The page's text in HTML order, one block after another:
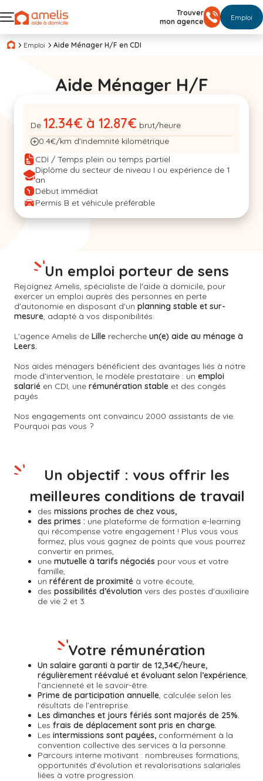
Trouver
mon agence
Emploi
Emploi Aide Ménager H/F en CDI
Aide Ménager H/F
De 12.34€ à 12.87€ brut/heure
0.4€/km d’indemnité kilométrique
CDI / Temps plein ou temps partiel
Diplôme du secteur de niveau I ou expérience de 1
an
Début immédiat
Permis B et véhicule préférable
Rejoignez Amelis, spécialiste de l'aide à domicile, pour
exercer un emploi auprès des personnes en perte
d'autonomie en disposant d'un planning stable et sur-
mesure, adapté à vos disponibilités.
L'agence Amelis de Lille recherche un(e) aide au ménage à
Leers.
Nos aides ménagers bénéficient des avantages liés à notre
mode d’intervention, le modèle prestataire : un emploi
salarié en CDI, une rémunération stable et des congés
payés.
Nos engagements ont convaincu 2000 assistants de vie.
Pourquoi pas vous ?
Un emploi porteur de sens
des missions proches de chez vous,
des primes : une plateforme de formation e-learning
qui récompense votre engagement ! Plus vous vous
formez, plus vous gagnez de points que vous pourrez
convertir en primes,
une mutuelle à tarifs négociés pour vous et votre
famille,
un référent de proximité à votre écoute,
des possibilités d’évolution vers des postes d'auxiliaire
de vie 2 et 3.
Un objectif : vous offrir les
meilleures conditions de travail
Un salaire garanti à partir de 12,34€/heure,
régulièrement réévalué et évoluant selon l’expérience,
l’ancienneté et le savoir-être.
Prime de participation annuelle, calculée selon les
résultats de l’entreprise.
Les dimanches et jours fériés sont majorés de 25%.
Les frais de déplacement sont pris en charge.
Les intermissions sont payées, conformément à la
convention collective des services à la personne.
Parcours interne motivant : nombreuses formations,
opportunités d’évolution et revalorisations salariales
liées à votre progression.
Votre rémunération